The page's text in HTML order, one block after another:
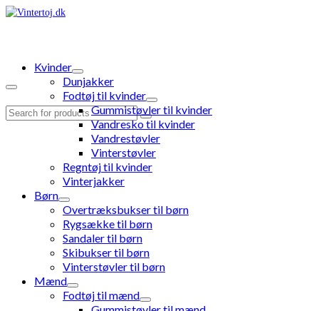
Search
Kvinder
Dunjakker
Fodtøj til kvinder
Gummistøvler til kvinder
Vandresko til kvinder
Vandrestøvler
Vinterstøvler
Regntøj til kvinder
Vinterjakker
Børn
Overtræksbukser til børn
Rygsække til børn
Sandaler til børn
Skibukser til børn
Vinterstøvler til børn
Mænd
Fodtøj til mænd